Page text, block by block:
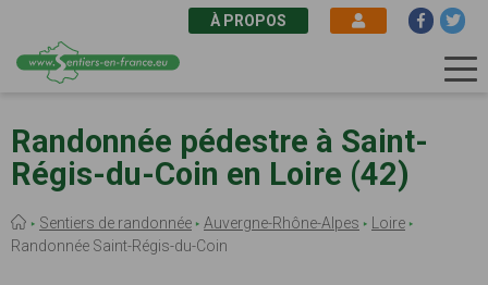
au
contenu
principal
À PROPOS
Randonnée pédestre à Saint-
Régis-du-Coin en Loire (42)
Fil
d'Ariane
Sentiers de randonnée Auvergne-Rhône-Alpes
Loire
Randonnée Saint-Régis-du-Coin